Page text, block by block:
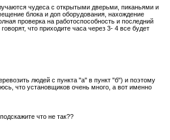
чудеса с открытыми дверьми, пиканьями и
блока и доп оборудования, нахождение
проверка на работоспособность и последний
что приходите часа через 3- 4 все будет
людей с пункта "а" в пункт "б") и поэтому
что установщиков очень много, а вот именно
что не так??